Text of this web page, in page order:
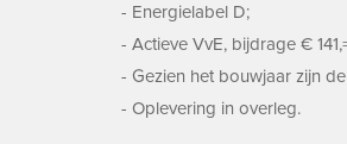
- Energielabel D;
- Actieve VvE, bijdrage €
- Gezien het bouwjaar zijn
- Oplevering in overleg.